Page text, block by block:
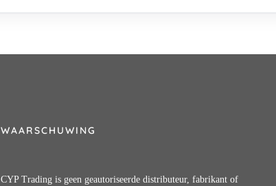
WAARSCHUWING
CYP Trading is geen geautoriseerde distributeur, fabrikant of